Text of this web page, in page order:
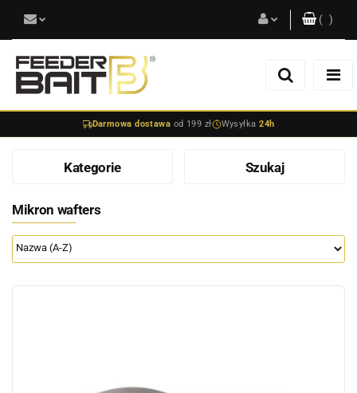
Zarejestruj się
( )
Darmowa dostawa od 199 zł Wysyłka24h
Kategorie Szukaj
Mikron wafters